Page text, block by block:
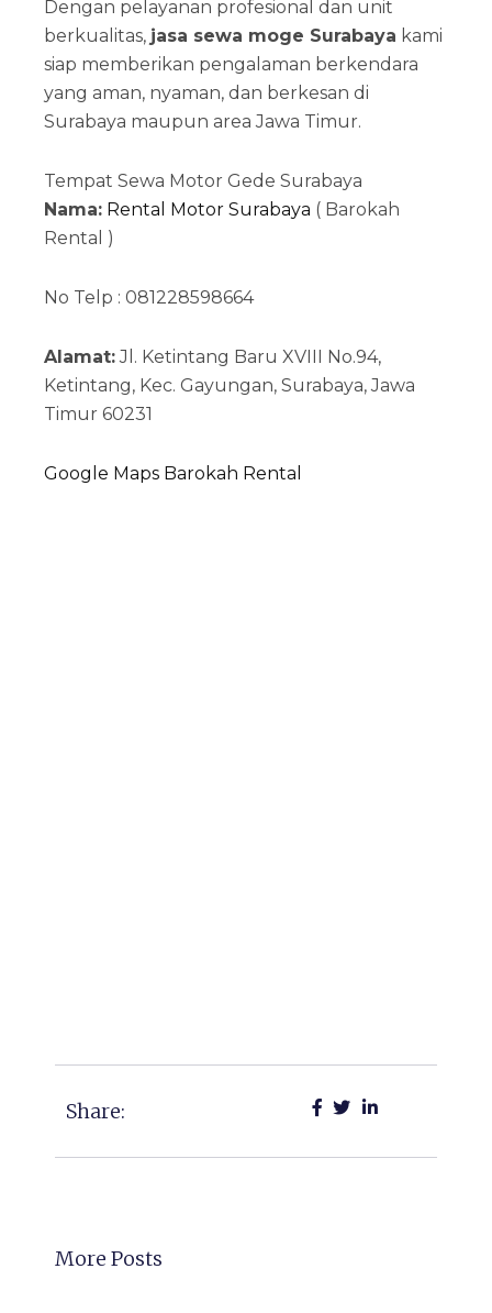
Dengan pelayanan profesional dan unit
berkualitas, jasa sewa moge Surabaya kami
siap memberikan pengalaman berkendara
yang aman, nyaman, dan berkesan di
Surabaya maupun area Jawa Timur.
Tempat Sewa Motor Gede Surabaya
Nama: Rental Motor Surabaya ( Barokah
Rental )
No Telp : 081228598664
Alamat:Jl. Ketintang Baru XVIII No.94,
Ketintang, Kec. Gayungan, Surabaya, Jawa
Timur 60231
Google Maps Barokah Rental
Share:
More Posts